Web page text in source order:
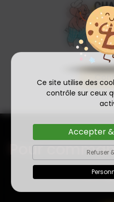
Ce site utilise des
contrôle sur ceux
Accepter
Refuser
Pour